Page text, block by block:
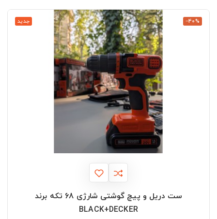
جدید ‎−40%
ست دریل و پیچ گوشتی شارژی 68 تکه برند
BLACK+DECKER